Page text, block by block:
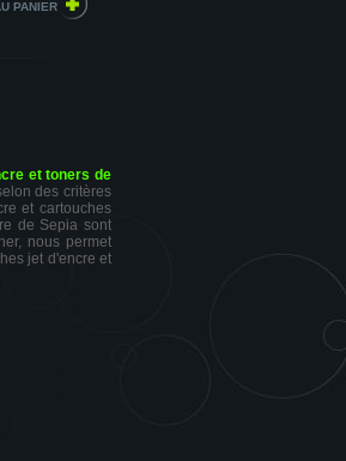
et toners de
des critères
et cartouches
de Sepia sont
nous permet
jet d'encre et